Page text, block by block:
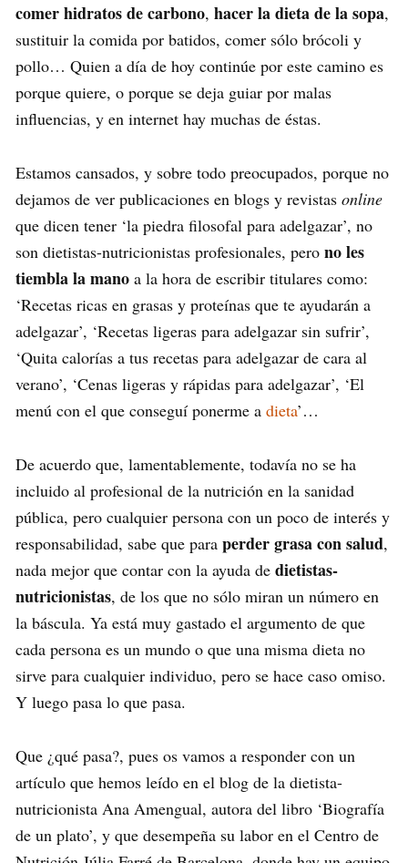
comer hidratos de carbono, hacer la dieta de la sopa,
sustituir la comida por batidos, comer sólo brócoli y
pollo… Quien a día de hoy continúe por este camino es
porque quiere, o porque se deja guiar por malas
influencias, y en internet hay muchas de éstas.
Estamos cansados, y sobre todo preocupados, porque no
dejamos de ver publicaciones en blogs y revistas online
que dicen tener ‘la piedra filosofal para adelgazar’, no
son dietistas-nutricionistas profesionales, pero no les
tiembla la mano a la hora de escribir titulares como:
‘Recetas ricas en grasas y proteínas que te ayudarán a
adelgazar’, ‘Recetas ligeras para adelgazar sin sufrir’,
‘Quita calorías a tus recetas para adelgazar de cara al
verano’, ‘Cenas ligeras y rápidas para adelgazar’, ‘El
menú con el que conseguí ponerme a dieta’…
De acuerdo que, lamentablemente, todavía no se ha
incluido al profesional de la nutrición en la sanidad
pública, pero cualquier persona con un poco de interés y
responsabilidad, sabe que para perder grasa con salud,
nada mejor que contar con la ayuda de dietistas-
nutricionistas, de los que no sólo miran un número en
la báscula. Ya está muy gastado el argumento de que
cada persona es un mundo o que una misma dieta no
sirve para cualquier individuo, pero se hace caso omiso.
Y luego pasa lo que pasa.
Que ¿qué pasa?, pues os vamos a responder con un
artículo que hemos leído en el blog de la dietista-
nutricionista Ana Amengual, autora del libro ‘Biografía
de un plato’, y que desempeña su labor en el Centro de